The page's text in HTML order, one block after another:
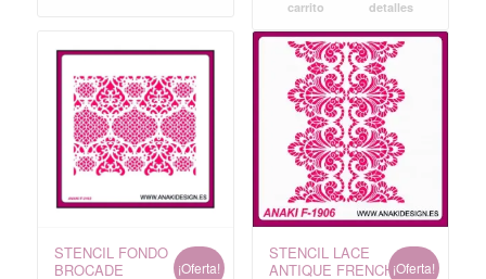
12,95 €.5,95 €.
carrito
detalles
STENCIL FONDO
BROCADE
¡Oferta!
STENCIL LACE
ANTIQUE FRENCH ¡Oferta!